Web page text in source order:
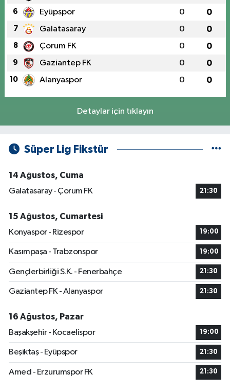
6 Eyüpspor 0 0
7 Galatasaray 0 0
8 Çorum FK 0 0
9 Gaziantep FK 0 0
10 Alanyaspor 0 0
Detaylar için tıklayın
Süper Lig Fikstür
14 Ağustos, Cuma
Galatasaray - Çorum FK
21:30
15 Ağustos, Cumartesi
Konyaspor - Rizespor
19:00
Kasımpaşa - Trabzonspor 19:00
Gençlerbirliği S.K. - Fenerbahçe 21:30
Gaziantep FK - Alanyaspor 21:30
16 Ağustos, Pazar
Başakşehir - Kocaelispor
19:00
Beşiktaş - Eyüpspor 21:30
Amed - Erzurumspor FK 21:30